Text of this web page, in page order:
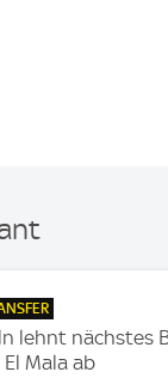
lehnt nächstes
Mala ab